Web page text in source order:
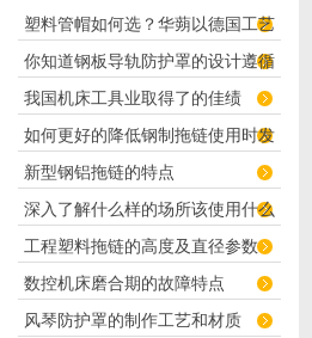
塑料管帽如何选？华蒴以德国工艺
打造管道“精密封口”
你知道钢板导轨防护罩的设计遵循
了哪些要求吗？
我国机床工具业取得了的佳绩
如何更好的降低钢制拖链使用时发
出的噪音
新型钢铝拖链的特点
深入了解什么样的场所该使用什么
类型的软连接
工程塑料拖链的高度及直径参数
数控机床磨合期的故障特点
风琴防护罩的制作工艺和材质